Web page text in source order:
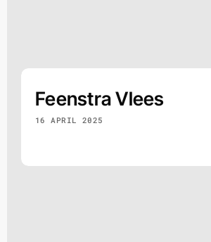
Feenstra Vlees
16 APRIL 2025